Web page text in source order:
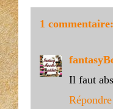
1 commentaire:
Il faut
Répondre